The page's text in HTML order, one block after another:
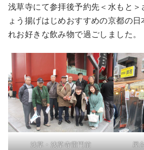
浅草寺にて参拝後予約先＜水もと
ょう揚げはじめおすすめの京都の
れお好きな飲み物で過ごしました。
浅草・浅草寺雷門前 屋